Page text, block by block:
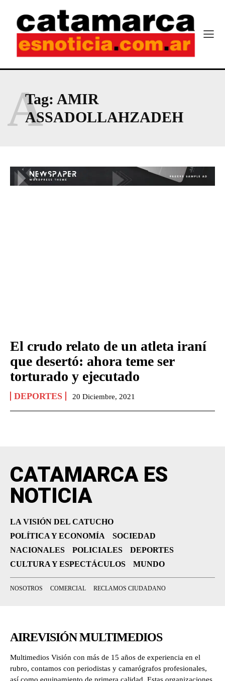
Tag: AMIR
ASSADOLLAHZADEH
A
El crudo relato de un atleta iraní
que desertó: ahora teme ser
torturado y ejecutado
DEPORTES 20 Diciembre, 2021
CATAMARCA ES
NOTICIA
LA VISIÓN DEL CATUCHO
POLÍTICA Y ECONOMÍA
SOCIEDAD
NACIONALES
POLICIALES
DEPORTES
CULTURA Y ESPECTÁCULOS
MUNDO
NOSOTROS COMERCIAL RECLAMOS CIUDADANO
AIREVISIÓN MULTIMEDIOS
Multimedios Visión con más de 15 años de experiencia en el
rubro, contamos con periodistas y camarógrafos profesionales,